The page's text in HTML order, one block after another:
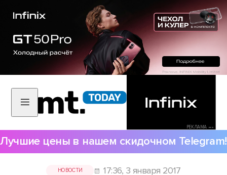
РЕКЛАМА •••
Лучшие цены в нашем скидочном Telegram!
НОВОСТИ 17:36, 3 января 2017